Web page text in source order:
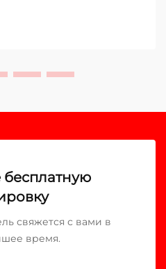
бесплатную
свяжется с вами в
время.